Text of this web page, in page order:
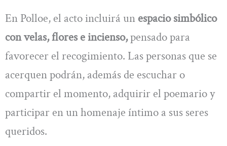
En Polloe, el acto incluirá un espacio simbólico
con velas, flores e incienso,pensado para
favorecer el recogimiento. Las personas que se
acerquen podrán, además de escuchar o
compartir el momento, adquirir el poemario y
participar en un homenaje íntimo a sus seres
queridos.